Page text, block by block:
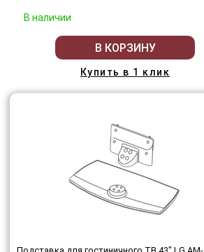
В наличии
В КОРЗИНУ
Купить в 1 клик